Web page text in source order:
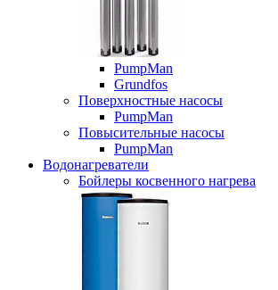
PumpMan
Grundfos
Поверхностные насосы
PumpMan
Повысительные насосы
PumpMan
Водонагреватели
Бойлеры косвенного нагрева